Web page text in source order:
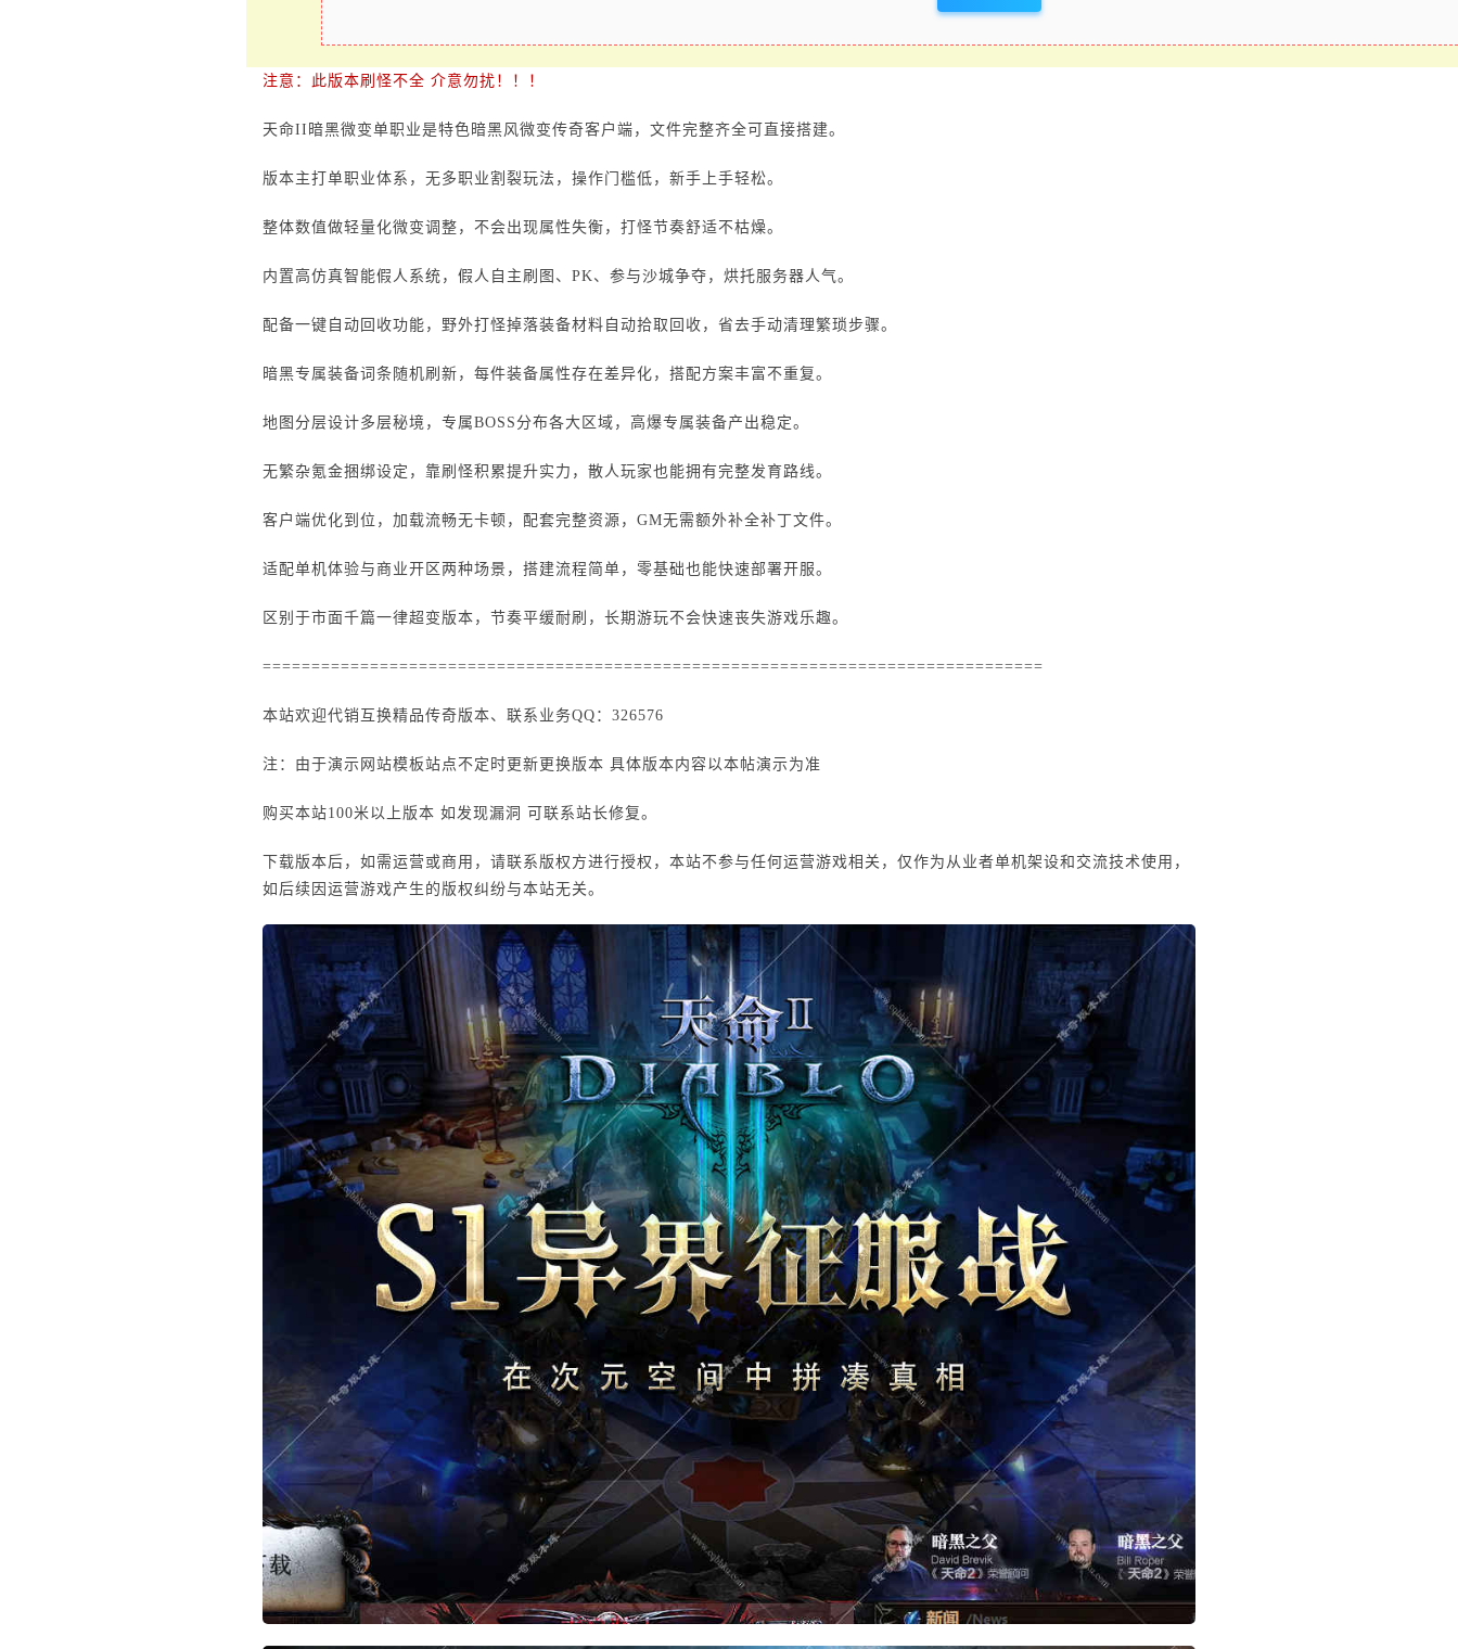
注意：此版本刷怪不全 介意勿扰！！！
天命II暗黑微变单职业是特色暗黑风微变传奇客户端，文件完整齐全可直接搭建。
版本主打单职业体系，无多职业割裂玩法，操作门槛低，新手上手轻松。
整体数值做轻量化微变调整，不会出现属性失衡，打怪节奏舒适不枯燥。
内置高仿真智能假人系统，假人自主刷图、PK、参与沙城争夺，烘托服务器人气。
配备一键自动回收功能，野外打怪掉落装备材料自动拾取回收，省去手动清理繁琐步骤。
暗黑专属装备词条随机刷新，每件装备属性存在差异化，搭配方案丰富不重复。
地图分层设计多层秘境，专属BOSS分布各大区域，高爆专属装备产出稳定。
无繁杂氪金捆绑设定，靠刷怪积累提升实力，散人玩家也能拥有完整发育路线。
客户端优化到位，加载流畅无卡顿，配套完整资源，GM无需额外补全补丁文件。
适配单机体验与商业开区两种场景，搭建流程简单，零基础也能快速部署开服。
区别于市面千篇一律超变版本，节奏平缓耐刷，长期游玩不会快速丧失游戏乐趣。
================================================================================
本站欢迎代销互换精品传奇版本、联系业务QQ：326576
注：由于演示网站模板站点不定时更新更换版本 具体版本内容以本帖演示为准
购买本站100米以上版本 如发现漏洞 可联系站长修复。
下载版本后，如需运营或商用，请联系版权方进行授权，本站不参与任何运营游戏相关，仅作为从业者单机架设和交流技术使用，
如后续因运营游戏产生的版权纠纷与本站无关。